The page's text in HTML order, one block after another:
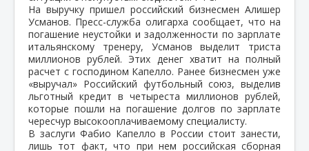
На выручку пришел российский бизнесмен Алишер
Усманов. Пресс-служба олигарха сообщает, что на
погашение неустойки и задолженности по зарплате
итальянскому тренеру, Усманов выделит триста
миллионов рублей. Этих денег хватит на полный
расчет с господином Капелло. Ранее бизнесмен уже
«выручал» Российский футбольный союз, выделив
льготный кредит в четыреста миллионов рублей,
которые пошли на погашение долгов по зарплате
чересчур высокооплачиваемому специалисту.
В заслуги Фабио Капелло в России стоит занести,
лишь тот факт, что при нем российская сборная